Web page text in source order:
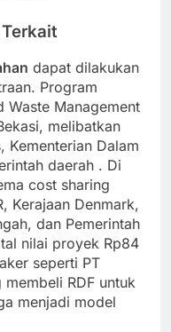
dapat dilakukan
Program
Waste Management
melibatkan
Kementerian Dalam
daerah . Di
cost sharing
Kerajaan Denmark,
dan Pemerintah
nilai proyek Rp84
seperti PT
RDF untuk
menjadi model